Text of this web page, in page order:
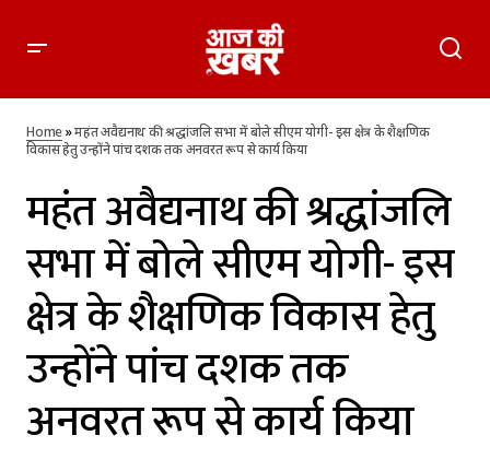
शैक्षणिक विकास हेतु उन्होंने पांच दशक तक अनवरत रूप से कार्य किया
Home»महंत अवैद्यनाथ की श्रद्धांजलि सभा में बोले सीएम योगी- इस क्षेत्र के शैक्षणिक
विकास हेतु उन्होंने पांच दशक तक अनवरत रूप से कार्य किया
महंत अवैद्यनाथ की श्रद्धांजलि
सभा में बोले सीएम योगी- इस
क्षेत्र के शैक्षणिक विकास हेतु
उन्होंने पांच दशक तक
अनवरत रूप से कार्य किया